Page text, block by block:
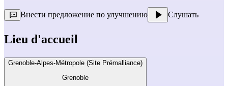
Внести предложение по улучшению Слушать
Lieu d'accueil
Grenoble-Alpes-Métropole (Site Prémalliance)
Grenoble